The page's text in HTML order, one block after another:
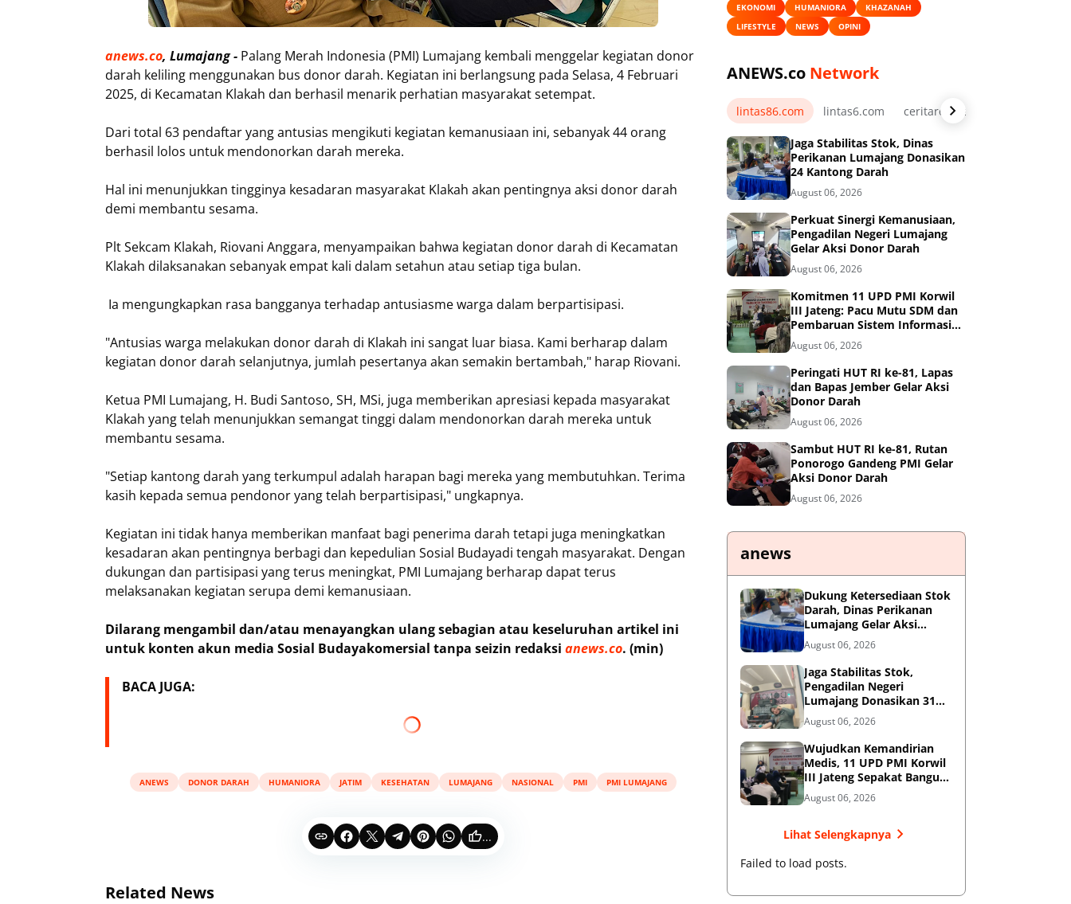
anews.co, Lumajang - Palang Merah Indonesia (PMI) Lumajang kembali menggelar kegiatan donor
darah keliling menggunakan bus donor darah. Kegiatan ini berlangsung pada Selasa, 4 Februari
2025, di Kecamatan Klakah dan berhasil menarik perhatian masyarakat setempat.
Dari total 63 pendaftar yang antusias mengikuti kegiatan kemanusiaan ini, sebanyak 44 orang
berhasil lolos untuk mendonorkan darah mereka.
Hal ini menunjukkan tingginya kesadaran masyarakat Klakah akan pentingnya aksi donor darah
demi membantu sesama.
Plt Sekcam Klakah, Riovani Anggara, menyampaikan bahwa kegiatan donor darah di Kecamatan
Klakah dilaksanakan sebanyak empat kali dalam setahun atau setiap tiga bulan.
Ia mengungkapkan rasa bangganya terhadap antusiasme warga dalam berpartisipasi.
"Antusias warga melakukan donor darah di Klakah ini sangat luar biasa. Kami berharap dalam
kegiatan donor darah selanjutnya, jumlah pesertanya akan semakin bertambah," harap Riovani.
Ketua PMI Lumajang, H. Budi Santoso, SH, MSi, juga memberikan apresiasi kepada masyarakat
Klakah yang telah menunjukkan semangat tinggi dalam mendonorkan darah mereka untuk
membantu sesama.
"Setiap kantong darah yang terkumpul adalah harapan bagi mereka yang membutuhkan. Terima
kasih kepada semua pendonor yang telah berpartisipasi," ungkapnya.
Kegiatan ini tidak hanya memberikan manfaat bagi penerima darah tetapi juga meningkatkan
kesadaran akan pentingnya berbagi dan kepedulian Sosial Budayadi tengah masyarakat. Dengan
dukungan dan partisipasi yang terus meningkat, PMI Lumajang berharap dapat terus
melaksanakan kegiatan serupa demi kemanusiaan.
Dilarang mengambil dan/atau menayangkan ulang sebagian atau keseluruhan artikel ini
untuk konten akun media Sosial Budayakomersial tanpa seizin redaksi anews.co. (min)
BACA JUGA:
ANEWS DONOR DARAH HUMANIORA JATIM KESEHATAN LUMAJANG NASIONAL PMI PMI LUMAJANG
...
Related News
EKONOMI HUMANIORA
KHAZANAH
LIFESTYLE
NEWS OPINI
ANEWS.co Network
lintas86.com lintas6.com ceritarelawan.my.id
Jaga Stabilitas Stok, Dinas
Perikanan Lumajang Donasikan
24 Kantong Darah
August 06, 2026
Perkuat Sinergi Kemanusiaan,
Pengadilan Negeri Lumajang
Gelar Aksi Donor Darah
August 06, 2026
Komitmen 11 UPD PMI Korwil
III Jateng: Pacu Mutu SDM dan
Pembaruan Sistem Informasi
Lewat Jejaring PuF
August 06, 2026
Peringati HUT RI ke-81, Lapas
dan Bapas Jember Gelar Aksi
Donor Darah
August 06, 2026
Sambut HUT RI ke-81, Rutan
Ponorogo Gandeng PMI Gelar
Aksi Donor Darah
August 06, 2026
anews
Dukung Ketersediaan Stok
Darah, Dinas Perikanan
Lumajang Gelar Aksi
Donor Darah
August 06, 2026
Jaga Stabilitas Stok,
Pengadilan Negeri
Lumajang Donasikan 31
Kantong Darah Melalui
PMI
August 06, 2026
Wujudkan Kemandirian
Medis, 11 UPD PMI Korwil
III Jateng Sepakat Bangun
Jejaring Plasma
Fraksionasi Berkualitas
August 06, 2026
Lihat Selengkapnya
Failed to load posts.